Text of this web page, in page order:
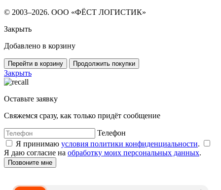
© 2003–2026. ООО «ФЁСТ ЛОГИСТИК»
Закрыть
Добавлено в корзину
Перейти в корзину Продолжить покупки
Закрыть
Оставьте заявку
Свяжемся сразу, как только придёт сообщение
Телефон
Я принимаю условия политики конфиденциальности.
Я даю согласие на обработку моих персональных данных.